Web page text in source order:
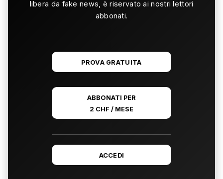
libera da fake news, è riservato ai nostri lettori
abbonati.
PROVA GRATUITA
ABBONATI PER
2 CHF / MESE
ACCEDI